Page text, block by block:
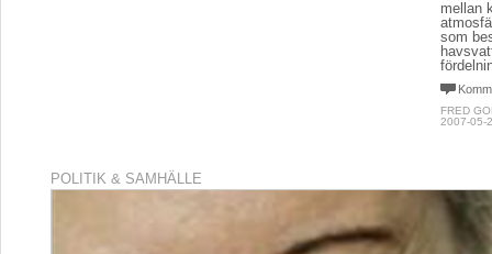
mellan
som
FRED
2007-05-
POLITIK & SAMHÄLLE
Nästa stora ideologiska strid